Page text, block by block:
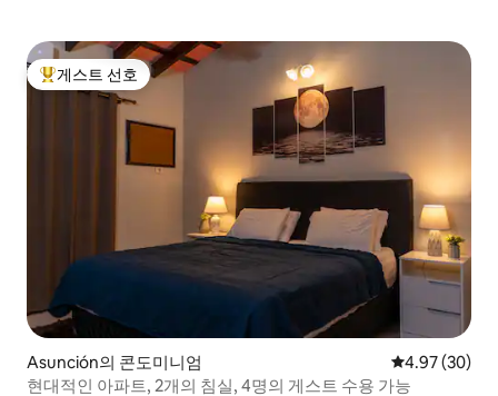
상위 게스트 선호
게스트 선호
Asunción의 콘도미니엄 평점 4.97점(5
4.97 (30)
현대적인 아파트, 2개의 침실, 4명의 게스트 수용 가능